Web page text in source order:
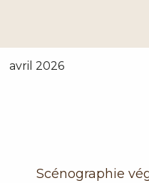
avril 2026
Scénographie